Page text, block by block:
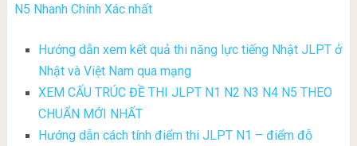
N5 Nhanh Chính Xác nhất
Hướng dẫn xem kết quả thi năng lực tiếng Nhật JLPT ở
Nhật và Việt Nam qua mạng
XEM CẤU TRÚC ĐỀ THI JLPT N1 N2 N3 N4 N5 THEO
CHUẨN MỚI NHẤT
Hướng dẫn cách tính điểm thi JLPT N1 – điểm đỗ